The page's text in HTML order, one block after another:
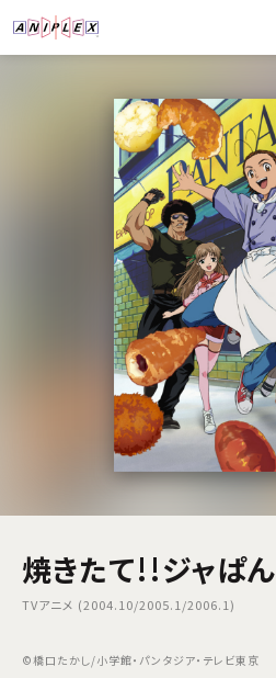
焼きたて!!ジャぱん
TVアニメ (2004.10/2005.1/2006.1)
©橋口たかし/小学館・パンタジア・テレビ東京